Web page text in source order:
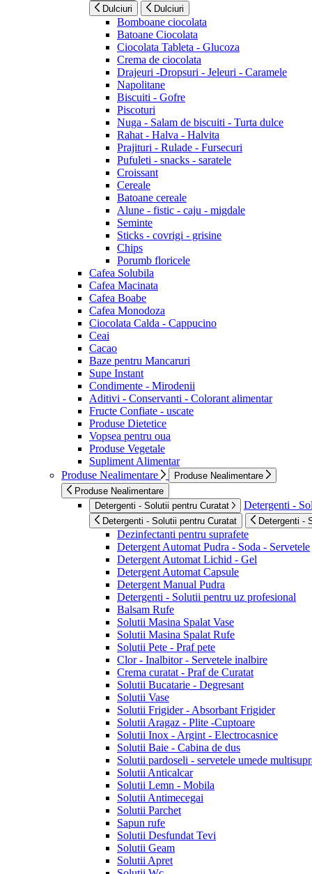
Dulciuri Dulciuri
Bomboane ciocolata
Batoane Ciocolata
Ciocolata Tableta - Glucoza
Crema de ciocolata
Drajeuri -Dropsuri - Jeleuri - Caramele
Napolitane
Biscuiti - Gofre
Piscoturi
Nuga - Salam de biscuiti - Turta dulce
Rahat - Halva - Halvita
Prajituri - Rulade - Fursecuri
Pufuleti - snacks - saratele
Croissant
Cereale
Batoane cereale
Alune - fistic - caju - migdale
Seminte
Sticks - covrigi - grisine
Chips
Porumb floricele
Cafea Solubila
Cafea Macinata
Cafea Boabe
Cafea Monodoza
Ciocolata Calda - Cappucino
Ceai
Cacao
Baze pentru Mancaruri
Supe Instant
Condimente - Mirodenii
Aditivi - Conservanti - Colorant alimentar
Fructe Confiate - uscate
Produse Dietetice
Vopsea pentru oua
Produse Vegetale
Supliment Alimentar
Produse Nealimentare
Produse Nealimentare
Produse Nealimentare
Detergenti - Solutii pentru Curatat
Detergenti -
Detergenti - Solutii pentru Curatat Detergenti -
Dezinfectanti pentru suprafete
Detergent Automat Pudra - Soda - Servetele
Detergent Automat Lichid - Gel
Detergent Automat Capsule
Detergent Manual Pudra
Detergenti - Solutii pentru uz profesional
Balsam Rufe
Solutii Masina Spalat Vase
Solutii Masina Spalat Rufe
Solutii Pete - Praf pete
Clor - Inalbitor - Servetele inalbire
Crema curatat - Praf de Curatat
Solutii Bucatarie - Degresant
Solutii Vase
Solutii Frigider - Absorbant Frigider
Solutii Aragaz - Plite -Cuptoare
Solutii Inox - Argint - Electrocasnice
Solutii Baie - Cabina de dus
Solutii pardoseli - servetele umede
Solutii Anticalcar
Solutii Lemn - Mobila
Solutii Antimecegai
Solutii Parchet
Sapun rufe
Solutii Desfundat Tevi
Solutii Geam
Solutii Apret